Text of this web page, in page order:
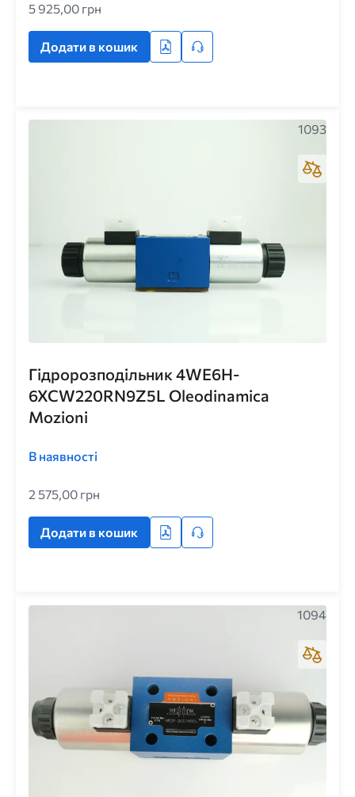
5 925,00 грн
Додати в кошик
Гідророзподільник 4WE6H-
6XCW220RN9Z5L Oleodinamica
Mozioni
В наявності
2 575,00 грн
Додати в кошик
1093
1094